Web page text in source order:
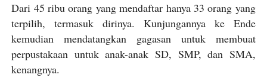
Dari 45 ribu orang yang mendaftar hanya 33 orang yang
terpilih, termasuk dirinya. Kunjungannya ke Ende
kemudian mendatangkan gagasan untuk membuat
perpustakaan untuk anak-anak SD, SMP, dan SMA,
kenangnya.